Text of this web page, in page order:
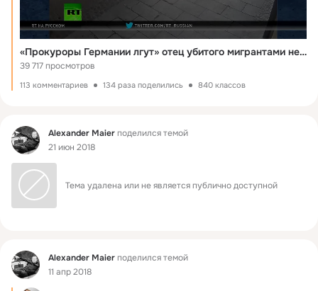
«Прокуроры Германии лгут» отец убитого мигрантами немца пыта
39 717 просмотров
113 комментариев 134 раза поделились 840 классов
Фид Alexander Maierподелился темой
21 июн 2018
Тема удалена или не является публично доступной
Фид Alexander Maierподелился темой
11 апр 2018